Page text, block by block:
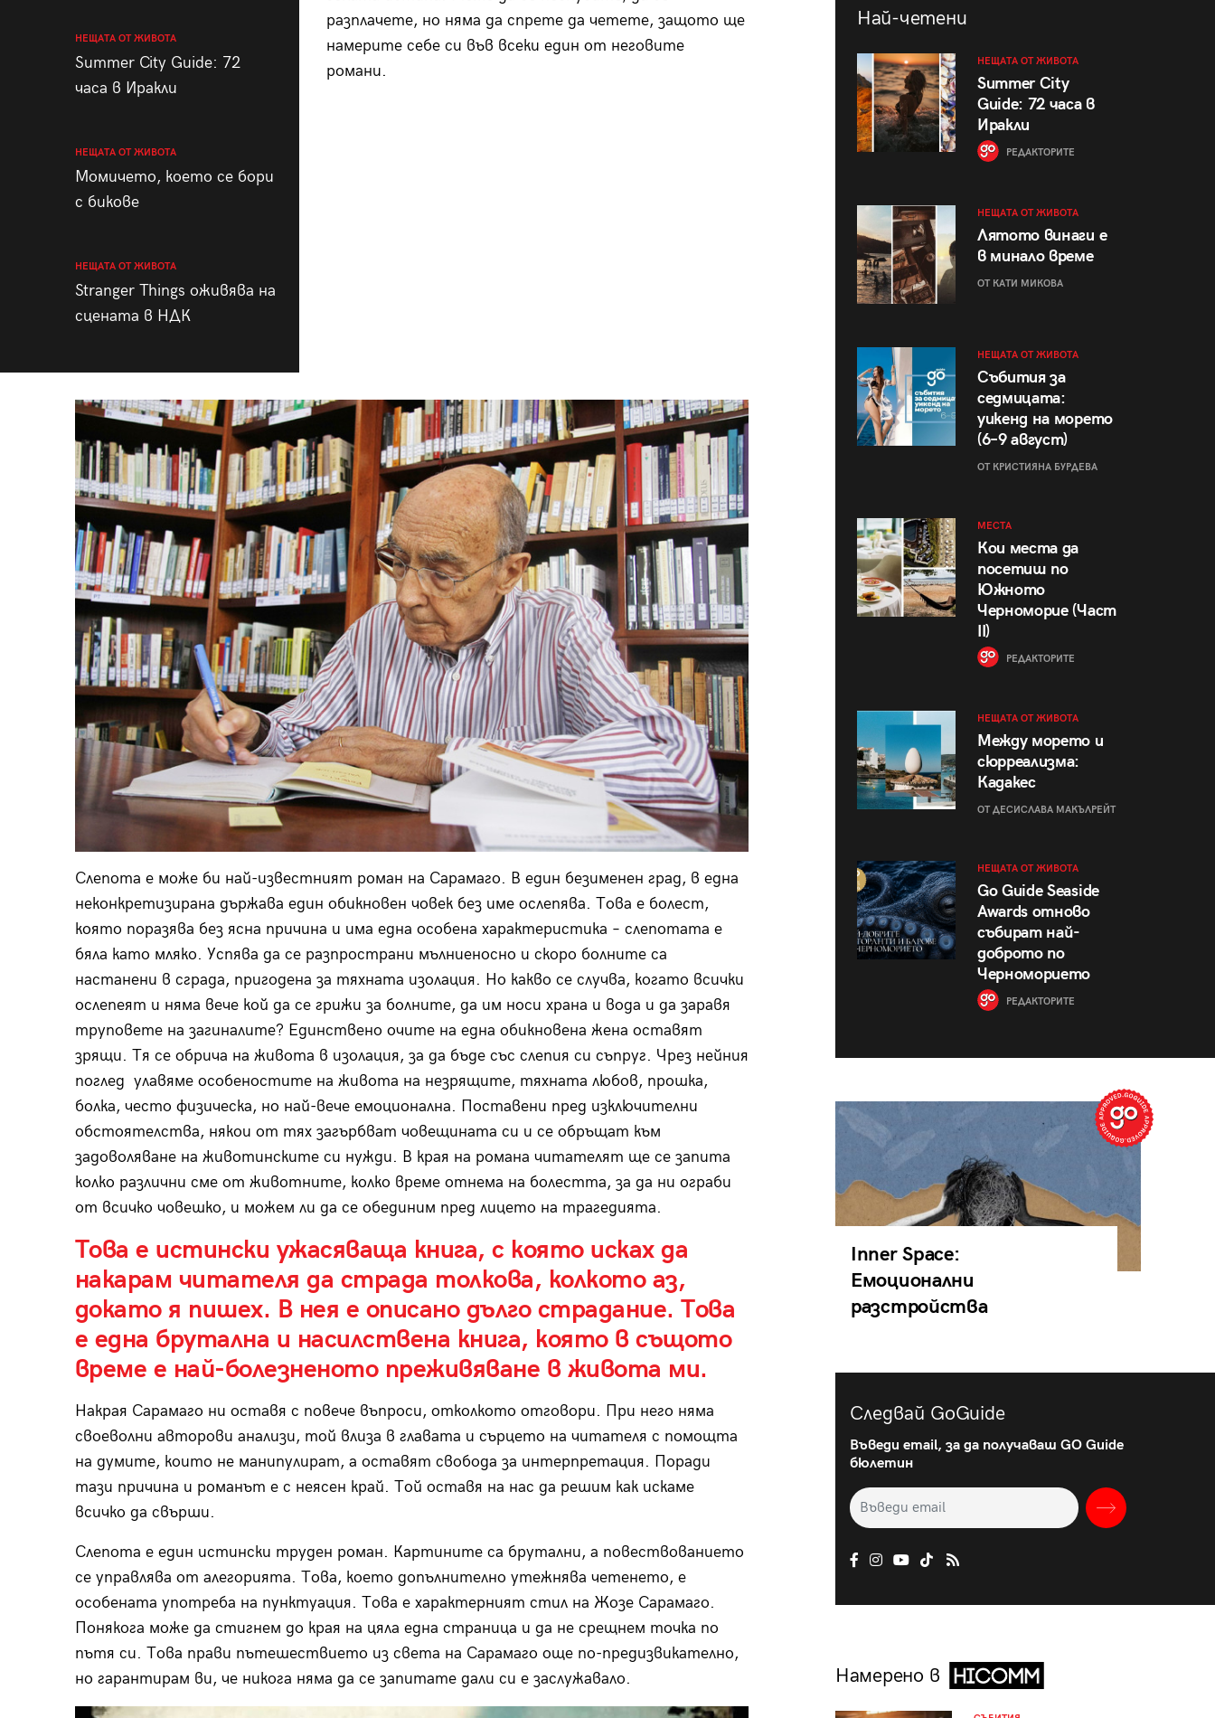
НЕЩАТА ОТ ЖИВОТА
Summer City Guide: 72
часа в Иракли
НЕЩАТА ОТ ЖИВОТА
Момичето, което се бори
с бикове
НЕЩАТА ОТ ЖИВОТА
Stranger Things оживява на
сцената в НДК
разплачете, но няма да спрете да четете, защото ще
намерите себе си във всеки един от неговите
романи.
Слепота е може би най-известният роман на Сарамаго. В един безименен град, в една
неконкретизирана държава един обикновен човек без име ослепява. Това е болест,
която поразява без ясна причина и има една особена характеристика – слепотата е
бяла като мляко. Успява да се разпространи мълниеносно и скоро болните са
настанени в сграда, пригодена за тяхната изолация. Но какво се случва, когато всички
ослепеят и няма вече кой да се грижи за болните, да им носи храна и вода и да заравя
труповете на загиналите? Единствено очите на една обикновена жена оставят
зрящи. Тя се обрича на живота в изолация, за да бъде със слепия си съпруг. Чрез нейния
поглед улавяме особеностите на живота на незрящите, тяхната любов, прошка,
болка, често физическа, но най-вече емоционална. Поставени пред изключителни
обстоятелства, някои от тях загърбват човещината си и се обръщат към
задоволяване на животинските си нужди. В края на романа читателят ще се запита
колко различни сме от животните, колко време отнема на болестта, за да ни ограби
от всичко човешко, и можем ли да се обединим пред лицето на трагедията.
Това е истински ужасяваща книга, с която исках да
накарам читателя да страда толкова, колкото аз,
докато я пишех. В нея е описано дълго страдание. Това
е една брутална и насилствена книга, която в същото
време е най-болезненото преживяване в живота ми.
Накрая Сарамаго ни оставя с повече въпроси, отколкото отговори. При него няма
своеволни авторови анализи, той влиза в главата и сърцето на читателя с помощта
на думите, които не манипулират, а оставят свобода за интерпретация. Поради
тази причина и романът е с неясен край. Той оставя на нас да решим как искаме
всичко да свърши.
Слепота е един истински труден роман. Картините са брутални, а повествованието
се управлява от алегорията. Това, което допълнително утежнява четенето, е
особената употреба на пунктуация. Това е характерният стил на Жозе Сарамаго.
Понякога може да стигнем до края на цяла една страница и да не срещнем точка по
пътя си. Това прави пътешествието из света на Сарамаго още по-предизвикателно,
но гарантирам ви, че никога няма да се запитате дали си е заслужавало.
Най-четени
НЕЩАТА ОТ ЖИВОТА
Summer City
Guide: 72 часа в
Иракли
РЕДАКТОРИТЕ
НЕЩАТА ОТ ЖИВОТА
Лятото винаги е
в минало време
ОТ КАТИ МИКОВА
НЕЩАТА ОТ ЖИВОТА
Събития за
седмицата:
уикенд на морето
(6–9 август)
ОТ КРИСТИЯНА БУРДЕВА
МЕСТА
Кои места да
посетиш по
Южното
Черноморие (Част
II)
РЕДАКТОРИТЕ
НЕЩАТА ОТ ЖИВОТА
Между морето и
сюрреализма:
Кадакес
ОТ ДЕСИСЛАВА МАКЪЛРЕЙТ
НЕЩАТА ОТ ЖИВОТА
Go Guide Seaside
Awards отново
събират най-
доброто по
Черноморието
РЕДАКТОРИТЕ
Inner Space:
Емоционални
разстройства
Следвай GoGuide
Въведи email, за да получаваш GO Guide
бюлетин
Намерено в